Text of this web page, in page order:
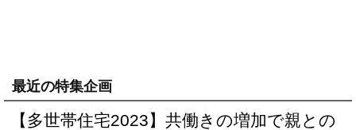
最近の特集企画
【多世帯住宅2023】共働きの増加で親との